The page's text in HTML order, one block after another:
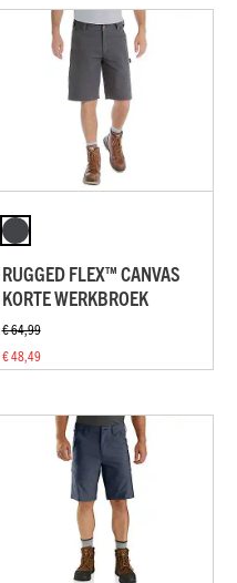
RUGGED FLEX™ CANVAS
KORTE WERKBROEK
€ 64,99
€ 48,49